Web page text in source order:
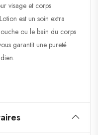
visage et corps
est un soin extra
ou le bain du corps
garantit une pureté